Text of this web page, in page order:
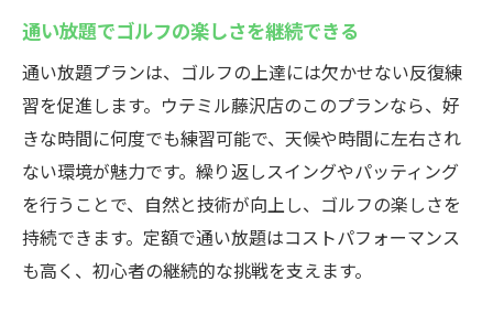
通い放題でゴルフの楽しさを継続できる
通い放題プランは、ゴルフの上達には欠かせない反復練
習を促進します。ウテミル藤沢店のこのプランなら、好
きな時間に何度でも練習可能で、天候や時間に左右され
ない環境が魅力です。繰り返しスイングやパッティング
を行うことで、自然と技術が向上し、ゴルフの楽しさを
持続できます。定額で通い放題はコストパフォーマンス
も高く、初心者の継続的な挑戦を支えます。